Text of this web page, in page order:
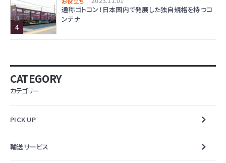
通称ゴトコン！日本国内で発展した独自規格を持つコ
ンテナ
CATEGORY
カテゴリー
PICK UP
輸送サービス